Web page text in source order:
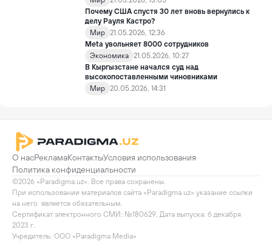
Почему США спустя 30 лет вновь вернулись к
делу Рауля Кастро?
Мир 21.05.2026, 12:36
Meta увольняет 8000 сотрудников
Экономика 21.05.2026, 10:27
В Кыргызстане начался суд над
высокопоставленными чиновниками
Мир 20.05.2026, 14:31
О насРекламаКонтактыУсловия использования
Политика конфиденциальности
©2026 «Paradigma.uz». Все права сохранены.
При использовании материалов сайта «Paradigma.uz» указание ссылки
на него  является обязательным.
Сертификат электронного СМИ: №180629. Дата выпуска: 6 декабря
2023 г.
Учредитель: ООО «Paradigma Media»